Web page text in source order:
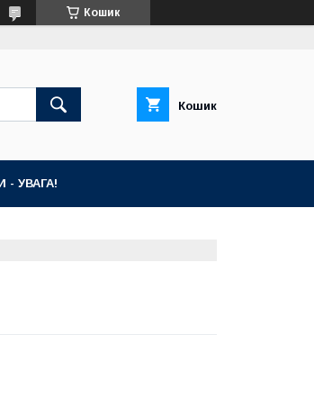
Кошик
Кошик
- УВАГА!